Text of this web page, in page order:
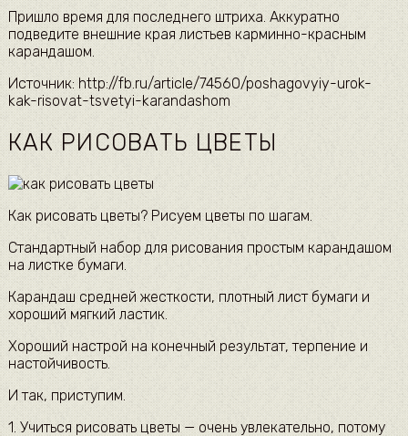
Пришло время для последнего штриха. Аккуратно
подведите внешние края листьев карминно-красным
карандашом.
Источник: http://fb.ru/article/74560/poshagovyiy-urok-
kak-risovat-tsvetyi-karandashom
КАК РИСОВАТЬ ЦВЕТЫ
Как рисовать цветы? Рисуем цветы по шагам.
Стандартный набор для рисования простым карандашом
на листке бумаги.
Карандаш средней жесткости, плотный лист бумаги и
хороший мягкий ластик.
Хороший настрой на конечный результат, терпение и
настойчивость.
И так, приступим.
1. Учиться рисовать цветы — очень увлекательно, потому